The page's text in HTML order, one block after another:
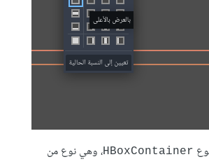
HBoxContainer، وهي نوع من